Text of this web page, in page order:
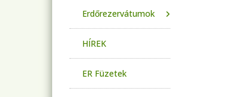
Erdőrezervátumok
HÍREK
ER Füzetek